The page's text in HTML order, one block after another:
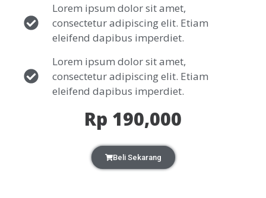
Lorem ipsum dolor sit amet,
consectetur adipiscing elit. Etiam
eleifend dapibus imperdiet.
Lorem ipsum dolor sit amet,
consectetur adipiscing elit. Etiam
eleifend dapibus imperdiet.
Rp 190,000
Beli Sekarang